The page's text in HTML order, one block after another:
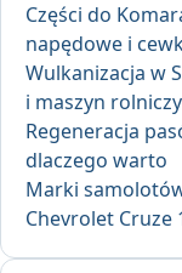
Części do
napędowe i
Wulkanizacja w
i maszyn
Regeneracja
dlaczego warto
Marki
Chevrolet Cruze